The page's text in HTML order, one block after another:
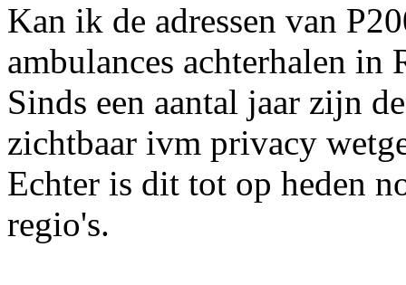
Kan ik de adressen van
ambulances achterhalen in
Sinds een aantal jaar zijn
zichtbaar ivm privacy
Echter is dit tot op heden
regio's.